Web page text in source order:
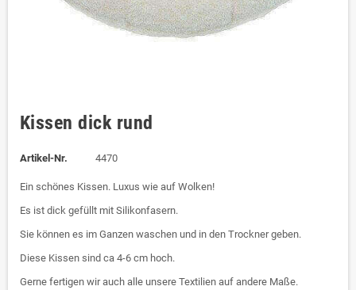
Kissen dick rund
Artikel-Nr. 4470
Ein schönes Kissen. Luxus wie auf Wolken!
Es ist dick gefüllt mit Silikonfasern.
Sie können es im Ganzen waschen und in den Trockner geben.
Diese Kissen sind ca 4-6 cm hoch.
Gerne fertigen wir auch alle unsere Textilien auf andere Maße.